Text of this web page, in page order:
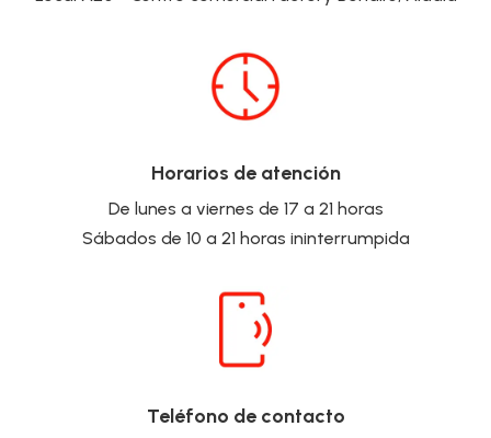
Horarios de atención
De lunes a viernes de 17 a 21 horas
Sábados de 10 a 21 horas ininterrumpida
Teléfono de contacto